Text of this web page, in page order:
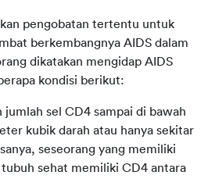
pengobatan tertentu untuk
berkembangnya AIDS dalam
dikatakan mengidap AIDS
kondisi berikut:
jumlah sel CD4 sampai di bawah
kubik darah atau hanya sekitar
seseorang yang memiliki
sehat memiliki CD4 antara